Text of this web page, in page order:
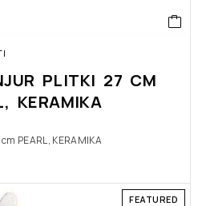
PLITKI 27 CM
KERAMIKA
PEARL, KERAMIKA
FEATURED